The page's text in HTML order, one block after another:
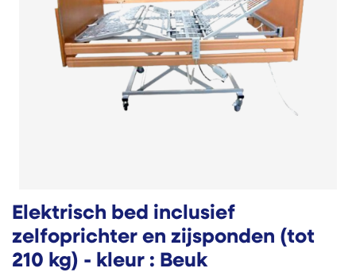
Elektrisch bed inclusief
zelfoprichter en zijsponden (tot
210 kg) - kleur : Beuk